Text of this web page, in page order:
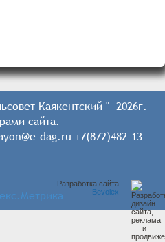
Каякентский " 2026г.
сайта.
dag.ru +7(872)482-13-
Разработка сайта
Bevolex